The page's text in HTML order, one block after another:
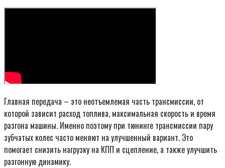
Главная передача – это неотъемлемая часть трансмиссии, от
которой зависит расход топлива, максимальная скорость и время
разгона машины. Именно поэтому при тюнинге трансмиссии пару
зубчатых колес часто меняют на улучшенный вариант. Это
помогает снизить нагрузку на КПП и сцепление, а также улучшить
разгонную динамику.